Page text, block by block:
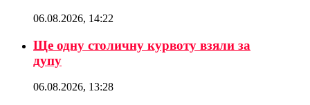
06.08.2026, 14:22
Ще одну столичну курвоту взяли за
дупу
06.08.2026, 13:28